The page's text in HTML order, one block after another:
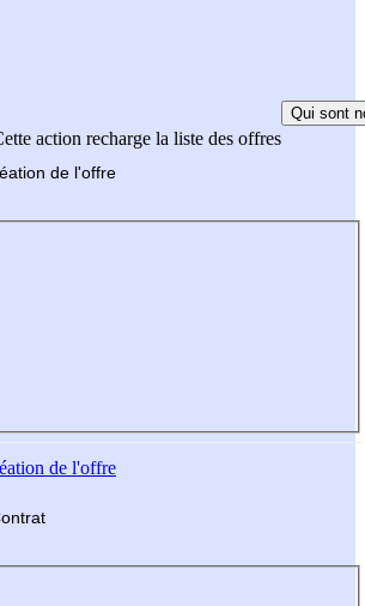
action recharge la liste des offres
Qui sont
de l'offre
de l'offre